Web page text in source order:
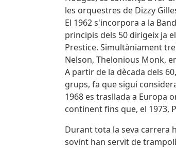
les orquestres de Dizzy
El 1962 s'incorpora a la
principis dels 50 dirigeix ja
Prestice. Simultàniament
Nelson, Thelonious Monk,
A partir de la dècada dels
grups, fa que sigui
1968 es trasllada a Europa
continent fins que, el 1973,
Durant tota la seva carrera
sovint han servit de